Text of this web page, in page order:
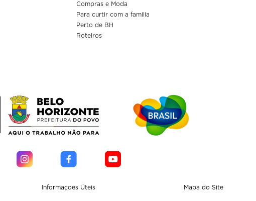
Compras e Moda
Para curtir com a familia
Perto de BH
Roteiros
Informaçoes Üteis Mapa do Site